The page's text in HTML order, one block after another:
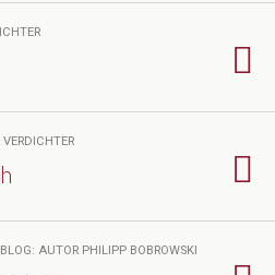
AUTOR PHILIPP BOBROWSKI